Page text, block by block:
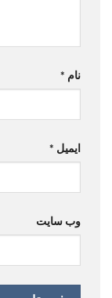
نام *
ایمیل *
وب‌ سایت